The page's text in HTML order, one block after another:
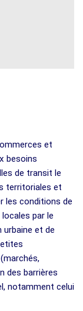
et
besoins
de transit le
territoriales et
les conditions de
par le
et de
des barrières
notamment celui